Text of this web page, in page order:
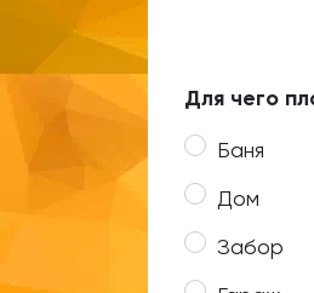
Для чего
Баня
Дом
Забор